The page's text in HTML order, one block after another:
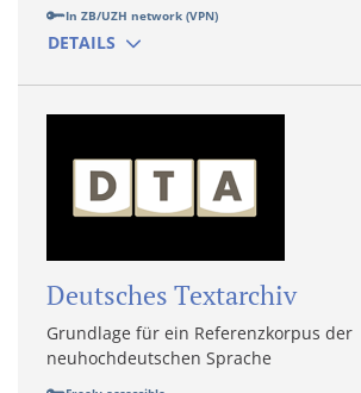
DETAILS
In ZB/UZH network (VPN)
Deutsches Textarchiv
Grundlage für ein Referenzkorpus der
neuhochdeutschen Sprache